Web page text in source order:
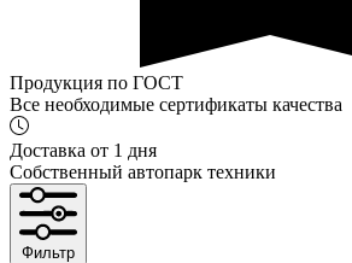
Продукция по ГОСТ
Все необходимые сертификаты качества
Доставка от 1 дня
Собственный автопарк техники
Фильтр